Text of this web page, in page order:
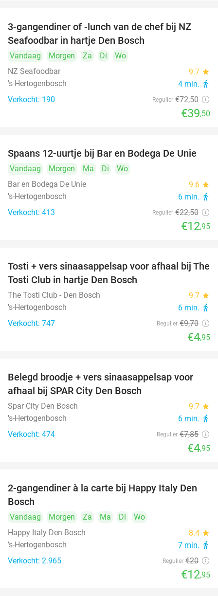
46%
3-gangendiner of -lunch van de chef bij NZ
Seafoodbar in hartje Den Bosch
Vandaag Morgen Za Di
Wo
NZ Seafoodbar
9.7 star
's-Hertogenbosch 4 min. directions_walk
Verkocht: 190 Regulier €72,50
€39,50
42%
Spaans 12-uurtje bij Bar en Bodega De Unie
Vandaag Morgen Ma Di
Wo
Bar en Bodega De Unie
9.6 star
's-Hertogenbosch 6 min. directions_walk
Verkocht: 413 Regulier €22,50
€12,95
49%
Tosti + vers sinaasappelsap voor afhaal bij The
Tosti Club in hartje Den Bosch
The Tosti Club - Den Bosch 9.7 star
's-Hertogenbosch 6 min. directions_walk
Verkocht: 747 Regulier €9,70
€4,95
37%
Belegd broodje + vers sinaasappelsap voor
afhaal bij SPAR City Den Bosch
Spar City Den Bosch 9.7 star
's-Hertogenbosch 6 min. directions_walk
Verkocht: 474 Regulier €7,85
€4,95
35%
2-gangendiner à la carte bij Happy Italy Den
Bosch
Vandaag Morgen Za Ma Di
Wo
Happy Italy Den Bosch
8.4 star
's-Hertogenbosch 7 min. directions_walk
Verkocht: 2.965 Regulier €20
€12,95